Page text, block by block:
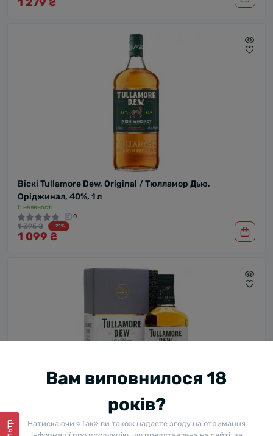
Віскі Tullamore Dew, Original / Тюлламор Дью,
Оріджинал, 40%, 1 л
В наявності
0
1 395 ₴ -21%
1 099 ₴
Молт, 14 років, 40%, 0.7 л (в коробці)
Вам виповнилося 18
років?
Натискаючи «Так» ви також надаєте згоду на отримання